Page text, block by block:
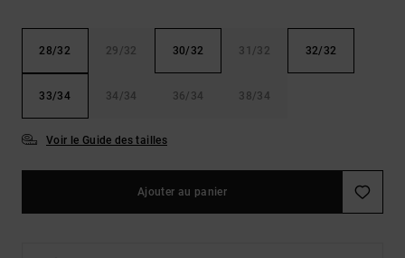
contact.
28/32 29/32 30/32 31/32 32/32
33/34 34/34 36/34 38/34
Voir le Guide des tailles
Ajouter au panier